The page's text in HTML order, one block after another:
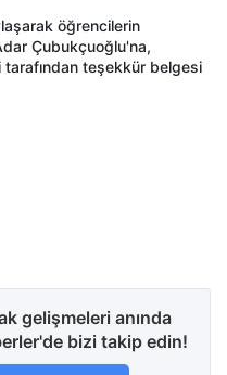
öğrencilerin
Çubukçuoğlu'na,
teşekkür belgesi
gelişmeleri anında
bizi takip edin!